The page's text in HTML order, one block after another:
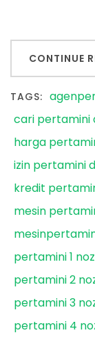
CONTINUE
TAGS:
cari pertamini
harga
izin pertamini
kredit
mesin
pertamini 1
pertamini 2
pertamini 3
pertamini 4